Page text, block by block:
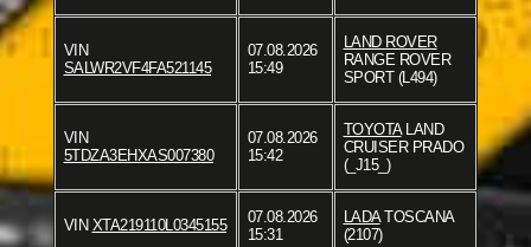
VIN
SALWR2VF4FA521145
07.08.2026
15:49
LAND ROVER
RANGE ROVER
SPORT (L494)
VIN
5TDZA3EHXAS007380
07.08.2026
15:42
TOYOTALAND
CRUISER PRADO
(_J15_)
VIN XTA219110L0345155
07.08.2026
15:31
LADATOSCANA
(2107)